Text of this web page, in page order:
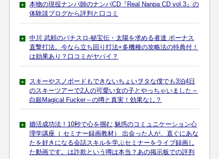
本物の現役ナンパ師のナンパCD『Real Nanpa CD vol.3』の
体験談ブログから評判と口コミ
中川 武頼のパチスロ-秘宝伝・太陽を求める者達 ボーナス
直撃打法。今なら立ち回り打法+多機種の攻略法の特典付！
は効果あり？口コミがヤバイ？
スキーやスノボードもできないちょいヲタな僕でも3泊4日
のスキーツアーで2人の可愛い女の子とやっちゃいました～
白銀Magical Fucker～の噂と真実！効果なし？
婚活成功法！10秒で心を掴む,魅惑のコミュニケーション心
理学講座（ セミナー録画教材） 出会った人が、直ぐにあな
たを好きになる会話スキルを学ぶセミナーをライブ録画し
た動画です。は詐欺という噂は本当？あの掲示板での評判